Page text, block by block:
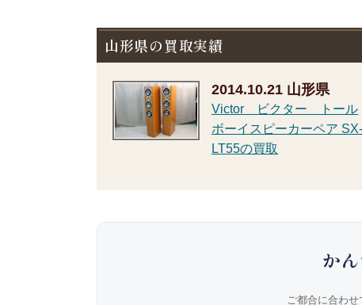
山形県の買取実績
2014.10.21 山形県
Victor ビクター トール
ボーイスピーカーペア SX-
LT55の買取
か
ご都合に合わ